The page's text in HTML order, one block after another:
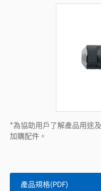
*為協助用戶了解產品用途
加購配件。
產品規格(PDF)